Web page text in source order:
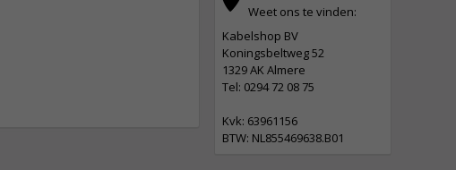
Weet ons te vinden:
Kabelshop BV
Koningsbeltweg 52
1329 AK Almere
Tel: 0294 72 08 75
Kvk: 63961156
BTW: NL855469638.B01